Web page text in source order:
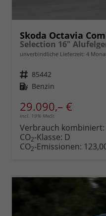
Skoda Octavia
unverbindliche Lieferzeit: 4
Fahrzeugnr. 85442
Kraftstoff Benzin
29.090,– €
incl. 19% MwSt.
Verbrauch kombiniert:
CO2-Klasse: D
CO2-Emissionen: